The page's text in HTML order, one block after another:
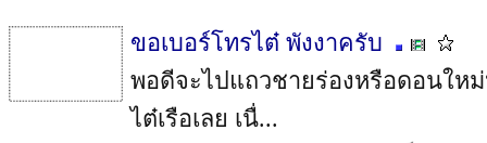
ขอเบอร์โทรไต๋ พังงาครับ
พอดีจะไปแถวชายร่องหรือดอนให
ไต๋เรือเลย เนื่...